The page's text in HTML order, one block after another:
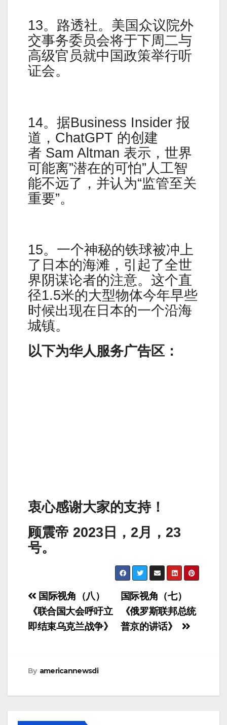
13。路透社。美国众议院外
交事务委员会将于下周二与
高级官员就中国政策举行听
证会。
14。据Business Insider 报
道，ChatGPT 的创建
者 Sam Altman 表示，世界
可能离”潜在的可怕”人工智
能不远了，并认为“监管至关
重要”。
15。一个神秘的铁球被冲上
了日本的海滩，引起了全世
界阴谋论者的注意。这个直
径1.5米的大型物体今年早些
时候出现在日本的一个沿海
城镇。
以下为华人服务广告区：
衷心感谢大家的支持！
顾震帝 2023日，2月，23
号。
Post
navigation
国际视角（七）
《俄罗斯联邦总统
普京的讲话》
国际视角（八）
《联合国大会呼吁立
即结束乌克兰战争》
By americannewsdi